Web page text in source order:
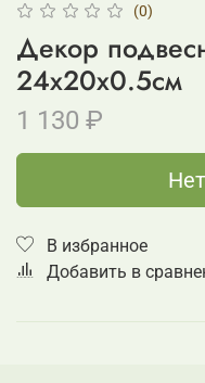
(0)
Декор
24x20x0.5см
1 130 ₽
В избранное
Добавить в